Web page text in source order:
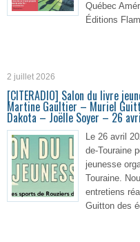
Québec
Éditions
2 juillet 2026
[CITERADIO] Salon du livre
Martine Gaultier – Muriel
Dakota – Joëlle Soyer – 26
Le 26 avril
de-Touraine
jeunesse
Touraine.
entretiens
Guitton des